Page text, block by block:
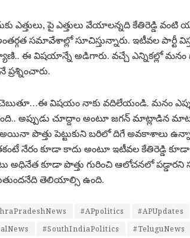
ఎత్తులు, పై ఎత్తులు వేయాలన్నది కేతిరెడ్డి
సమావేశాల్లో సూచిస్తున్నారు. ఇటీవల పార్టీ
ఈ విషయాన్నే అడిగారు. వచ్చే ఎన్నికల్లో మనం
విషయం నాకు వదిలేయండి. మనం
అప్పుడు చూద్దాం అంటూ జగన్ మాట్లాడిన
పొత్తు పెట్టుకుని బరిలో దిగే అవకాశాలు
నేరం కూడా కాదు అంటూ ఇటీవల
కూడా పొత్తు గురించి ఆలోచనలో పడ్డారని
తెలియాల్సి ఉంది.
#APpolitics #APUpdates
#SouthIndiaPolitics #TeluguNews